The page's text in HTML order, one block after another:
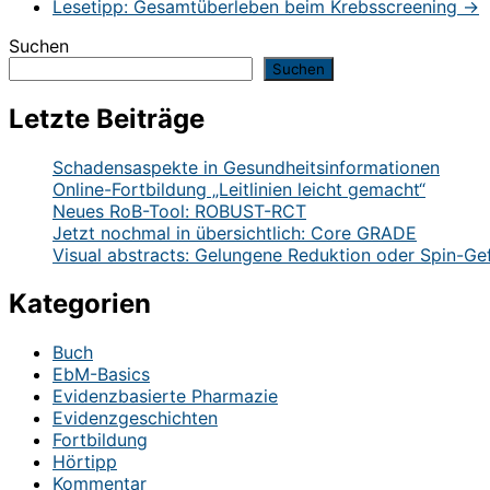
Lesetipp: Gesamtüberleben beim Krebsscreening →
Suchen
Suchen
Letzte Beiträge
Schadensaspekte in Gesundheitsinformationen
Online-Fortbildung „Leitlinien leicht gemacht“
Neues RoB-Tool: ROBUST-RCT
Jetzt nochmal in übersichtlich: Core GRADE
Visual abstracts: Gelungene Reduktion oder Spin-
Kategorien
Buch
EbM-Basics
Evidenzbasierte Pharmazie
Evidenzgeschichten
Fortbildung
Hörtipp
Kommentar